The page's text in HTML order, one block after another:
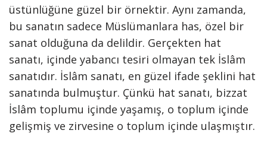
üstünlüğüne güzel bir örnektir. Aynı zamanda,
bu sanatın sadece Müslümanlara has, özel bir
sanat olduğuna da delildir. Gerçekten hat
sanatı, içinde yabancı tesiri olmayan tek İslâm
sanatıdır. İslâm sanatı, en güzel ifade şeklini hat
sanatında bulmuştur. Çünkü hat sanatı, bizzat
İslâm toplumu içinde yaşamış, o toplum içinde
gelişmiş ve zirvesine o toplum içinde ulaşmıştır.